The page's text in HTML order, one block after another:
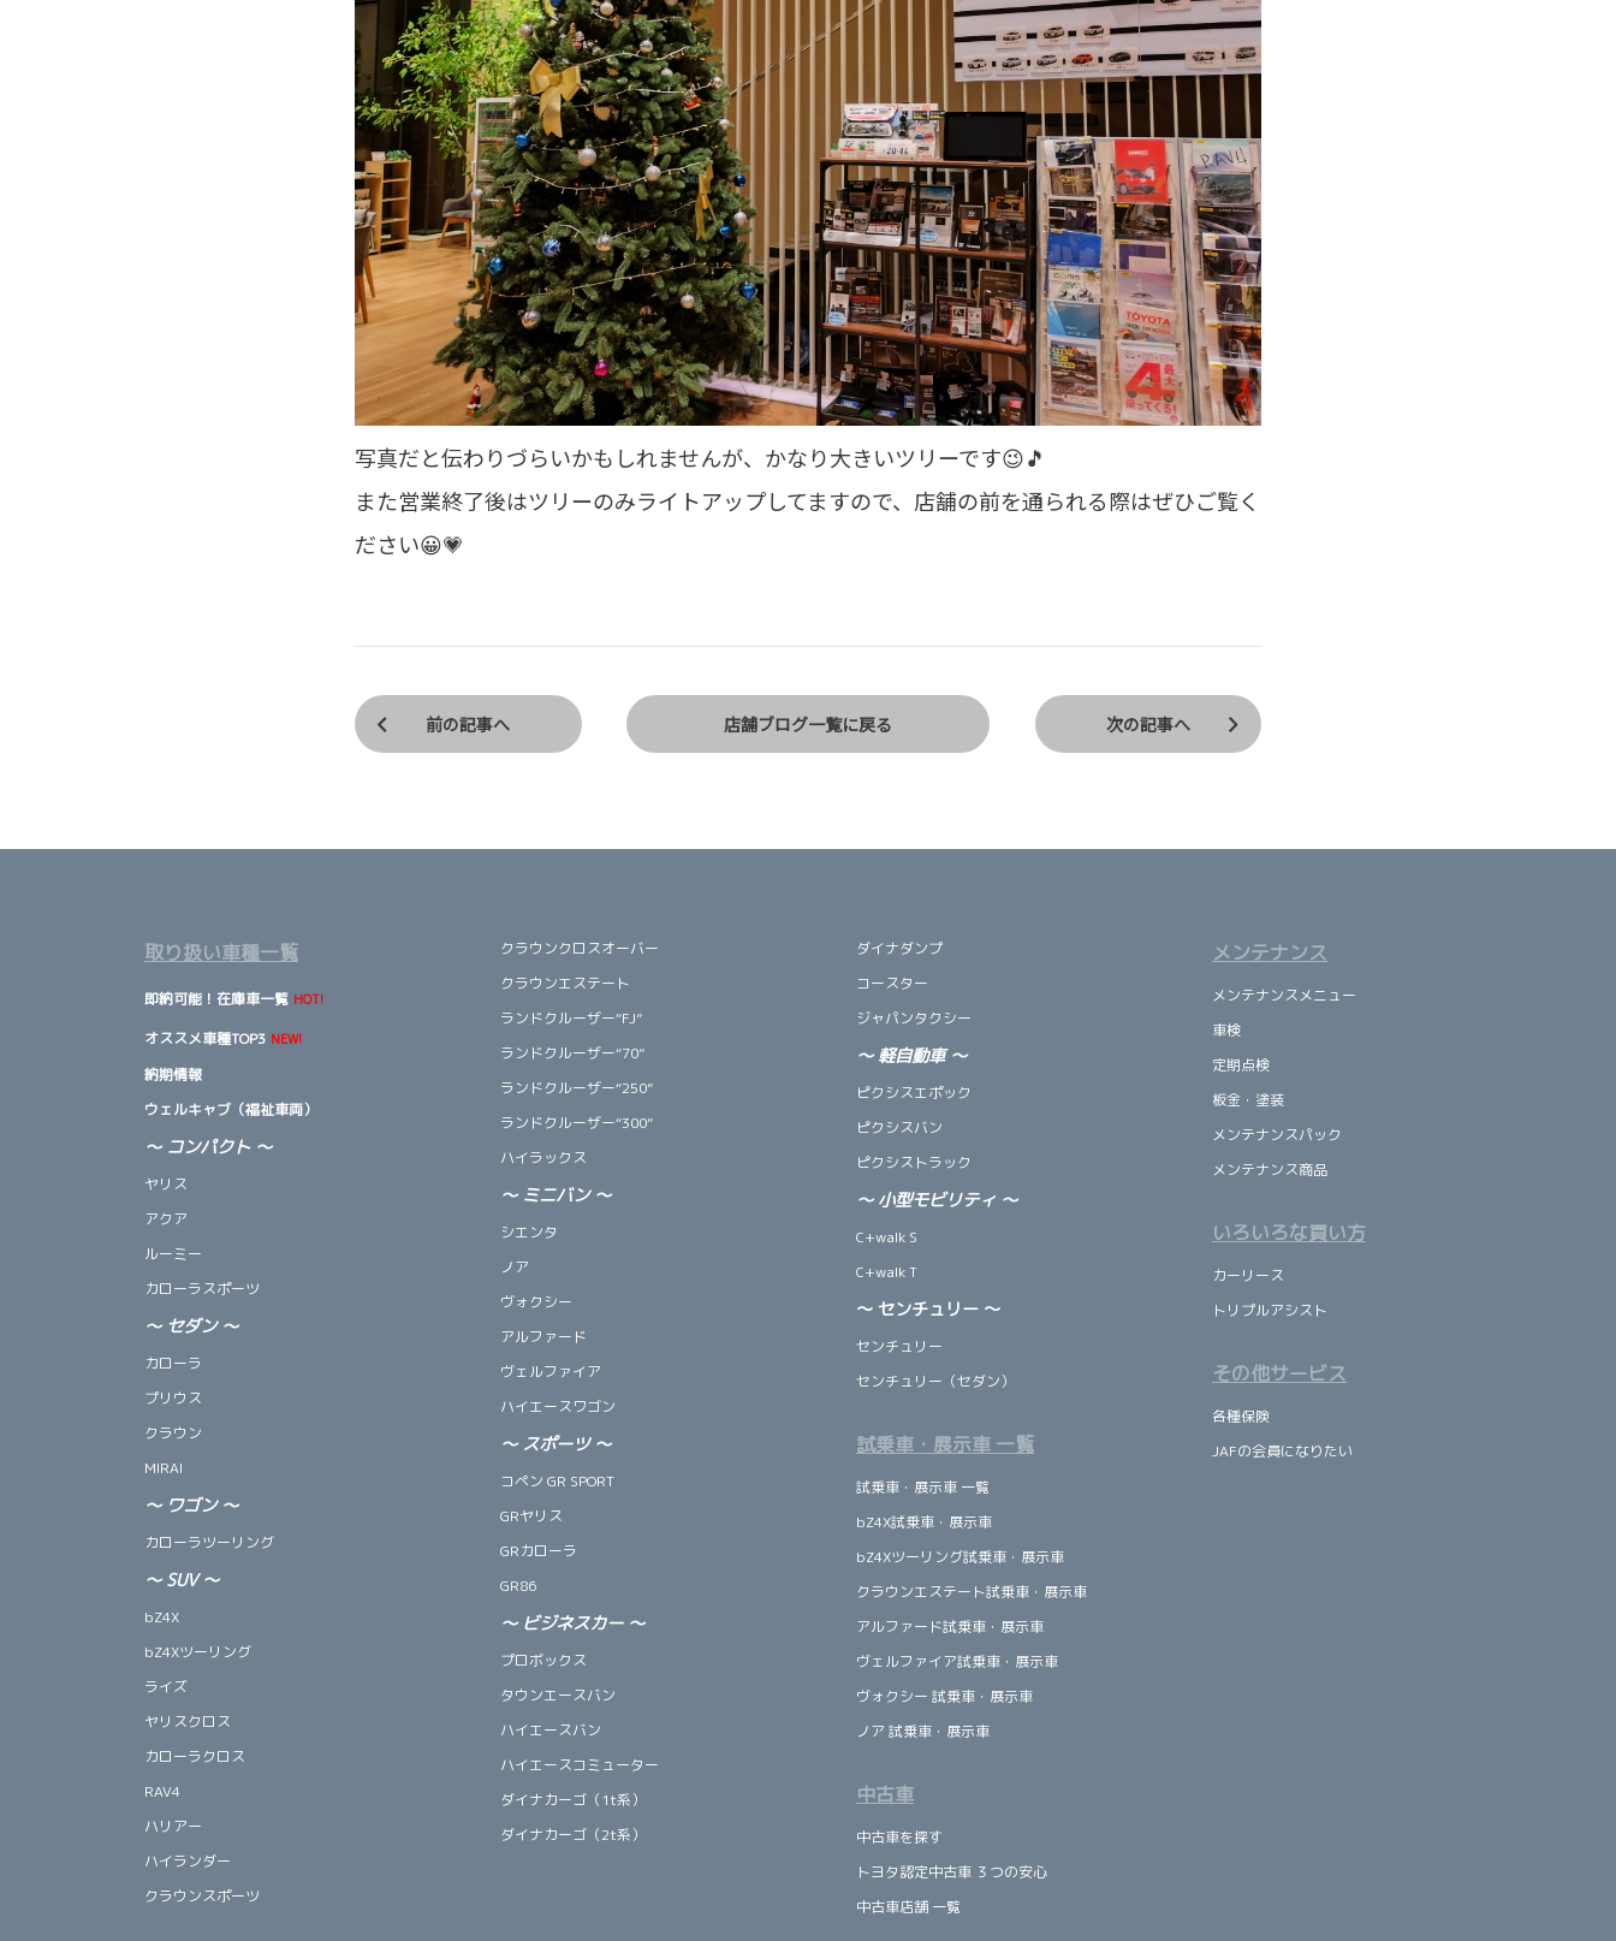
写真だと伝わりづらいかもしれませんが、かなり大きいツリーです😉🎵
また営業終了後はツリーのみライトアップしてますので、店舗の前を通られる際はぜひご覧く
ださい😀💗
前の記事へ 店舗ブログ一覧に戻る 次の記事へ
取り扱い車種一覧
即納可能！在庫車一覧 HOT!
オススメ車種TOP3 NEW!
納期情報
ウェルキャブ（福祉車両）
～ コンパクト ～
ヤリス
アクア
ルーミー
カローラスポーツ
～ セダン ～
カローラ
プリウス
クラウン
MIRAI
～ ワゴン ～
カローラツーリング
～ SUV～
bZ4X
bZ4Xツーリング
ライズ
ヤリスクロス
カローラクロス
RAV4
ハリアー
ハイランダー
クラウンスポーツ
クラウンクロスオーバー
クラウンエステート
ランドクルーザー“FJ”
ランドクルーザー“70”
ランドクルーザー“250”
ランドクルーザー“300”
ハイラックス
～ ミニバン ～
シエンタ
ノア
ヴォクシー
アルファード
ヴェルファイア
ハイエースワゴン
～ スポーツ ～
コペン GR SPORT
GRヤリス
GRカローラ
GR86
～ ビジネスカー ～
プロボックス
タウンエースバン
ハイエースバン
ハイエースコミューター
ダイナカーゴ（1t系）
ダイナカーゴ（2t系）
ダイナダンプ
コースター
ジャパンタクシー
～ 軽自動車～
ピクシスエポック
ピクシスバン
ピクシストラック
～ 小型モビリティ ～
C+walk S
C+walk T
～ センチュリー ～
センチュリー
センチュリー（セダン）
試乗車・展示車 一覧
試乗車・展示車 一覧
bZ4X試乗車・展示車
bZ4Xツーリング試乗車・展示車
クラウンエステート試乗車・展示車
アルファード試乗車・展示車
ヴェルファイア試乗車・展示車
ヴォクシー 試乗車・展示車
ノア 試乗車・展示車
中古車
中古車を探す
トヨタ認定中古車 ３つの安心
中古車店舗 一覧
メンテナンス
メンテナンスメニュー
車検
定期点検
板金・塗装
メンテナンスパック
メンテナンス商品
いろいろな買い方
カーリース
トリプルアシスト
その他サービス
各種保険
JAFの会員になりたい